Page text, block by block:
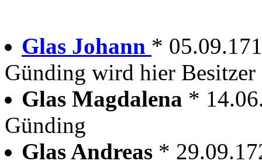
Glas Johann *
Günding wird hier Besitzer
Glas Magdalena *
Günding
Glas Andreas *